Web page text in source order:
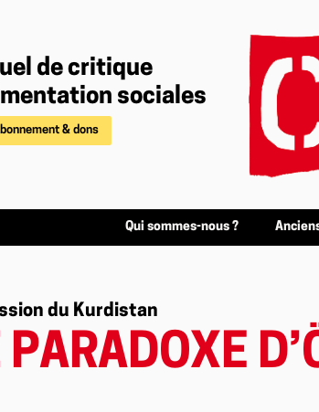
de critique
sociales
& dons
Qui sommes-nous ?
du Kurdistan
PARADOXE